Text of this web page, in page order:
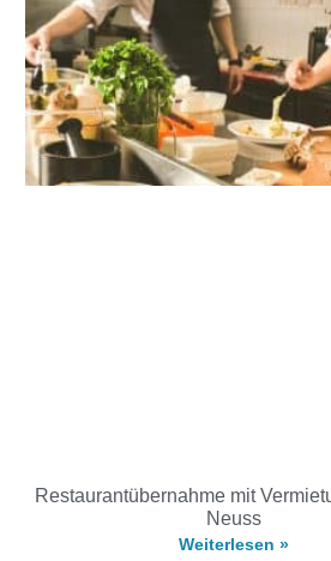
Restaurantübernahme mit
Neuss
Weiterlesen »